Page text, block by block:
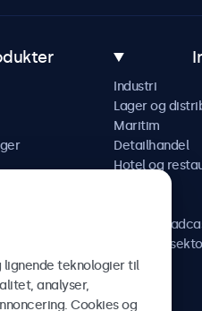
Industri
Lager og
Maritim
Detailhandel
Hotel og
AV og
lignende teknologier til
analyser,
Cookies og